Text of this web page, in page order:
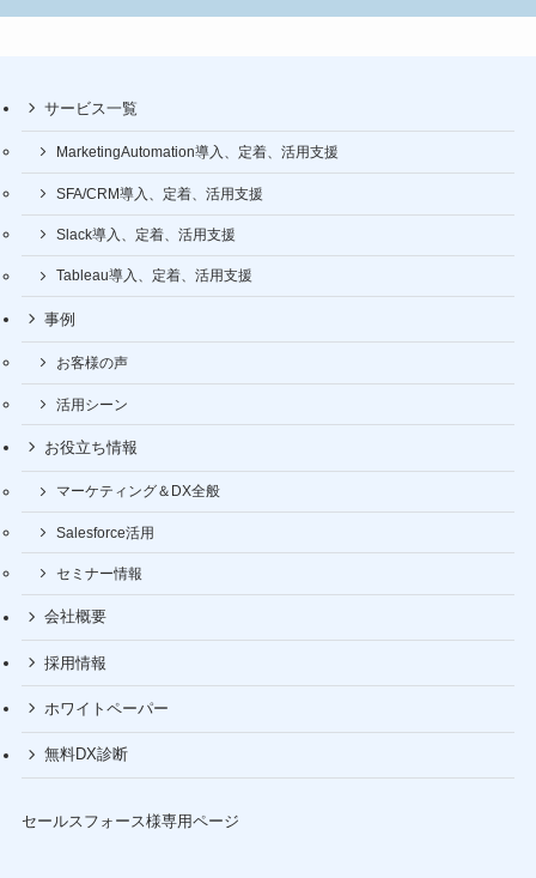
サービス一覧
MarketingAutomation導入、定着、活用支援
SFA/CRM導入、定着、活用支援
Slack導入、定着、活用支援
Tableau導入、定着、活用支援
事例
お客様の声
活用シーン
お役立ち情報
マーケティング＆DX全般
Salesforce活用
セミナー情報
会社概要
採用情報
ホワイトペーパー
無料DX診断
セールスフォース様専用ページ